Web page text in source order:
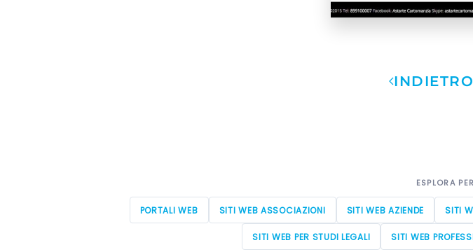
INDIETRO
ESPLORA
PORTALI WEB SITI WEB ASSOCIAZIONI SITI WEB AZIENDE SITI
SITI WEB PER STUDI LEGALI SITI WEB